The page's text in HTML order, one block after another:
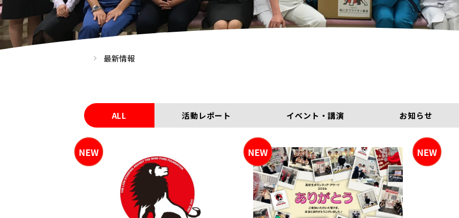
最新情報
ALL 活動レポート イベント・講演 お知らせ